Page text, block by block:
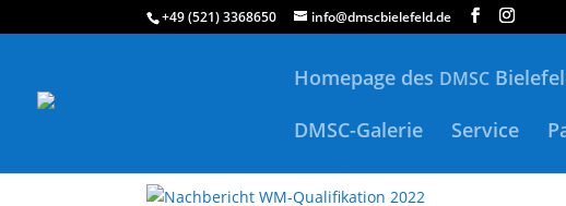
+49 (521) 3368650 info@dmscbielefeld.de
Homepage des DMSC
DMSC-Galerie
Service